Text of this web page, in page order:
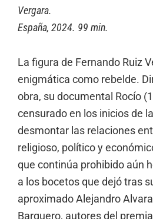
Vergara.
España, 2024. 99 min.
La figura de Fernando Ruiz
enigmática como rebelde.
obra, su documental Rocío
censurado en los inicios de
desmontar las relaciones
religioso, político y
que continúa prohibido aún
a los bocetos que dejó tras
aproximado Alejandro
Barquero, autores del